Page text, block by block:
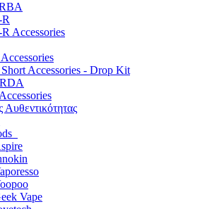
Accessories
Accessories - Drop Kit
Αυθεντικότητας
Vape